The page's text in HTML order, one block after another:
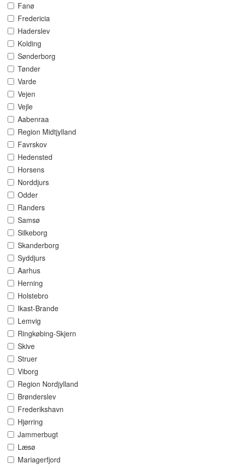
Fanø
Fredericia
Haderslev
Kolding
Sønderborg
Tønder
Varde
Vejen
Vejle
Aabenraa
Region Midtjylland
Favrskov
Hedensted
Horsens
Norddjurs
Odder
Randers
Samsø
Silkeborg
Skanderborg
Syddjurs
Aarhus
Herning
Holstebro
Ikast-Brande
Lemvig
Ringkøbing-Skjern
Skive
Struer
Viborg
Region Nordjylland
Brønderslev
Frederikshavn
Hjørring
Jammerbugt
Læsø
Mariagerfjord